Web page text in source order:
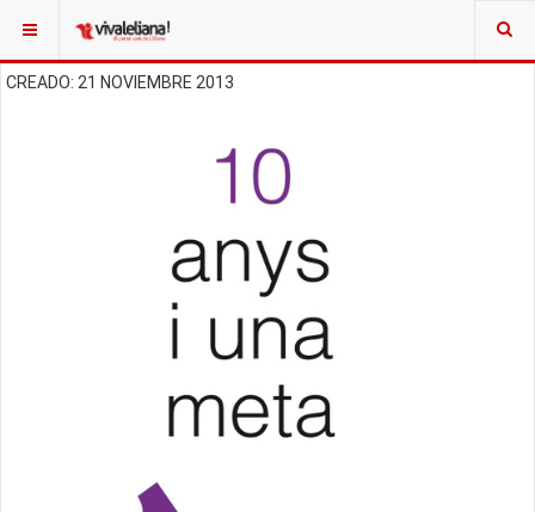
CREADO: 21 NOVIEMBRE 2013